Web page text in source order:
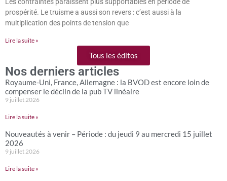
prospérité. Le truisme a aussi son revers : c’est aussi à la
multiplication des points de tension que
Lire la suite »
Tous les éditos
Nos derniers articles
Royaume-Uni, France, Allemagne : la BVOD est encore loin de
compenser le déclin de la pub TV linéaire
9 juillet 2026
Lire la suite »
Nouveautés à venir – Période : du jeudi 9 au mercredi 15 juillet
2026
9 juillet 2026
Lire la suite »